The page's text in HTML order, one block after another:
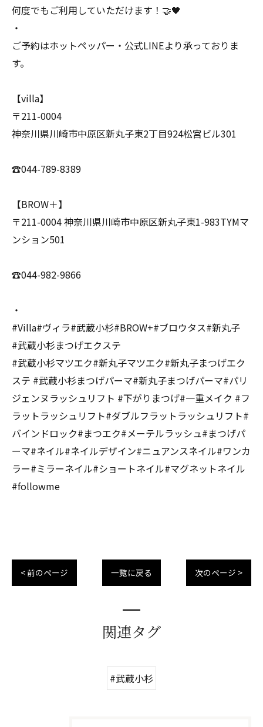
何度でもご利用していただけます！🤝🖤
・
ご予約はホットペッパー・公式LINEより承っておりま
す。
【villa】
〒211-0004
神奈川県川崎市中原区新丸子東2丁目924松宮ビル301
☎️044-789-8389
【BROW＋】
〒211-0004 神奈川県川崎市中原区新丸子東1-983TYMマ
ンション501
☎️044-982-9866
・
#Villa#ヴィラ#武蔵小杉#BROW+#ブロウタス#新丸子
#武蔵小杉まつげエクステ
#武蔵小杉マツエク#新丸子マツエク#新丸子まつげエク
ステ #武蔵小杉まつげパーマ#新丸子まつげパーマ#パリ
ジェンヌラッシュリフト #下がりまつげ#一重メイク #フ
ラットラッシュリフト#ダブルフラットラッシュリフト#
バインドロック#まつエク#メーテルラッシュ#まつげパ
ーマ#ネイル#ネイルデザイン#ニュアンスネイル#ワンカ
ラー#ミラーネイル#ショートネイル#マグネットネイル
#followme
< 前のページ 一覧に戻る 次のページ >
関連タグ
#武蔵小杉